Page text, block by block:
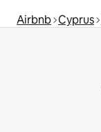
Airbnb Cyprus